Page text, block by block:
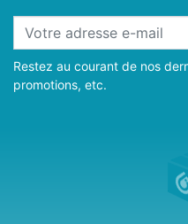
Restez au courant de nos
promotions, etc.